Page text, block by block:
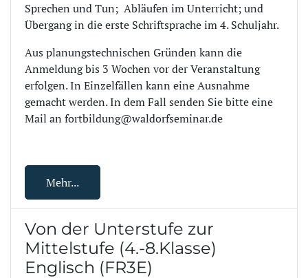
Sprechen und Tun; Abläufen im Unterricht; und
Übergang in die erste Schriftsprache im 4. Schuljahr.
Aus planungstechnischen Gründen kann die
Anmeldung bis 3 Wochen vor der Veranstaltung
erfolgen. In Einzelfällen kann eine Ausnahme
gemacht werden. In dem Fall senden Sie bitte eine
Mail an fortbildung@waldorfseminar.de
Mehr...
Von der Unterstufe zur
Mittelstufe (4.-8.Klasse)
Englisch (FR3E)